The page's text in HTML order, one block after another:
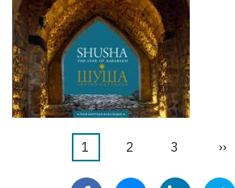
当
1
页
2
页
3
下
››